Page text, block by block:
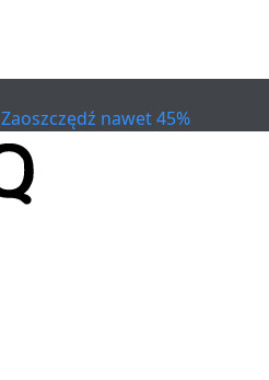
Zaoszczędź nawet 45%